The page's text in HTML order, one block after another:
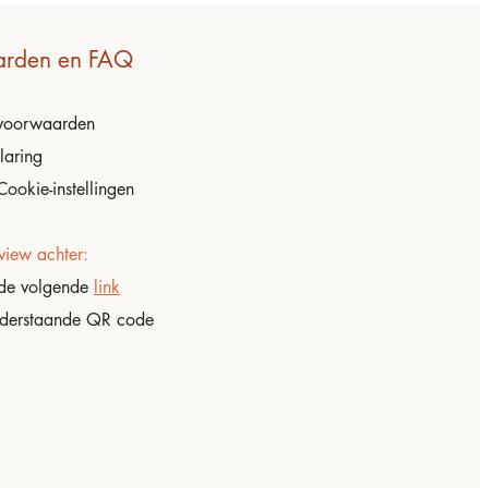
en FAQ
instellingen
achter:
volgende link
QR code